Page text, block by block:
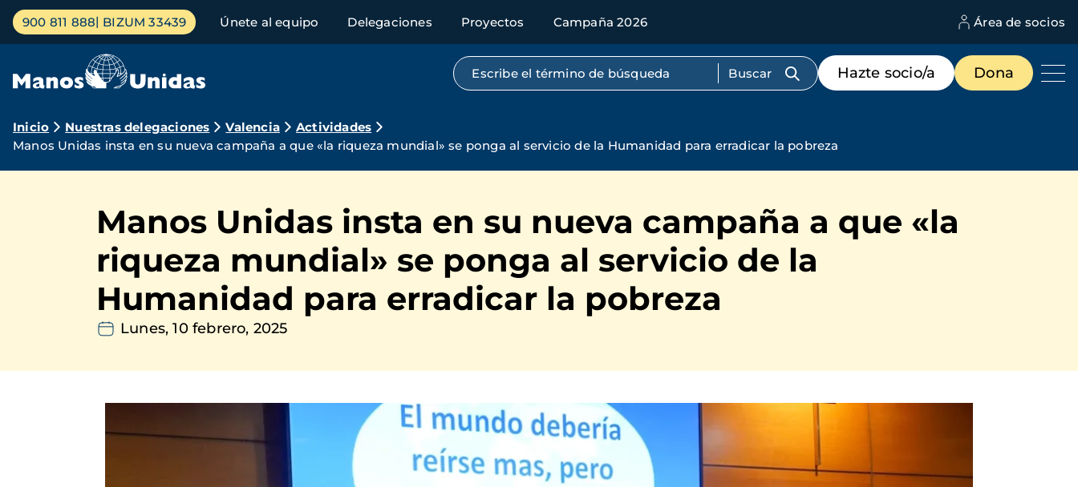
Pasar
contenido
Menú
principal
900 811 888 BIZUM 33439 Únete al equipo Delegaciones Proyectos Campaña 2026 Área de socios
Búsqueda por texto completo
Menú
de
destacados
Hazte socio/a Dona
Ruta
de
Inicio Nuestras delegaciones Valencia
Actividades
Manos Unidas insta en su nueva campaña a que «la riqueza mundial» se ponga al servicio de la Humanidad para erradicar la pobreza
Manos Unidas insta en su nueva campaña a que «la
riqueza mundial» se ponga al servicio de la
Humanidad para erradicar la pobreza
Lunes, 10 febrero, 2025